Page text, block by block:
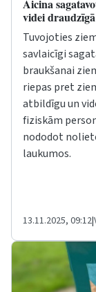
Aicina
videi
Tuvojoties
savlaicīgi
braukšanai
riepas pret
atbildīgu un
fiziskām
nododot
laukumos.
13.11.2025, 09:12|